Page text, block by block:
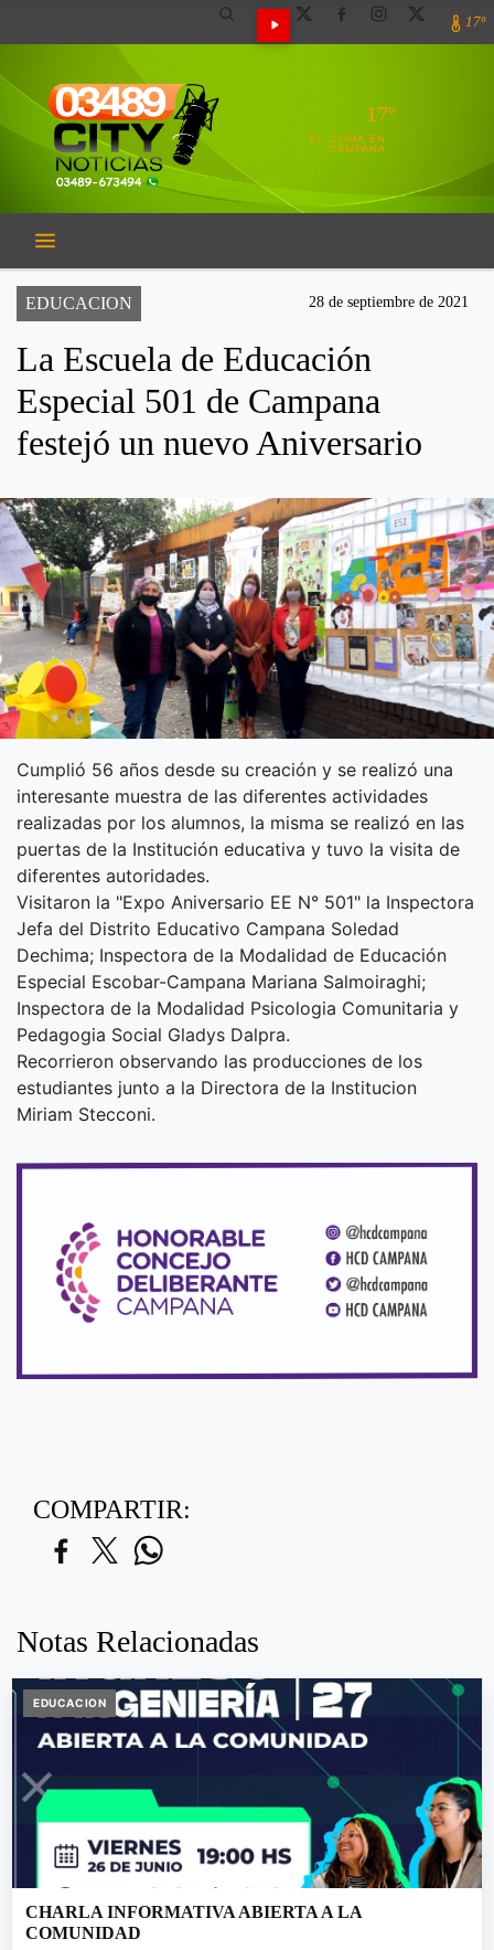
17º
17º
EL CLIMA EN
CAMPANA
EDUCACION 28 de septiembre de 2021
La Escuela de Educación
Especial 501 de Campana
festejó un nuevo Aniversario
Cumplió 56 años desde su creación y se realizó una
interesante muestra de las diferentes actividades
realizadas por los alumnos, la misma se realizó en las
puertas de la Institución educativa y tuvo la visita de
diferentes autoridades.
Visitaron la "Expo Aniversario EE N° 501" la Inspectora
Jefa del Distrito Educativo Campana Soledad
Dechima; Inspectora de la Modalidad de Educación
Especial Escobar-Campana Mariana Salmoiraghi;
Inspectora de la Modalidad Psicologia Comunitaria y
Pedagogia Social Gladys Dalpra.
Recorrieron observando las producciones de los
estudiantes junto a la Directora de la Institucion
Miriam Stecconi.
COMPARTIR:
Notas Relacionadas
EDUCACION
CHARLA INFORMATIVA ABIERTA A LA
COMUNIDAD